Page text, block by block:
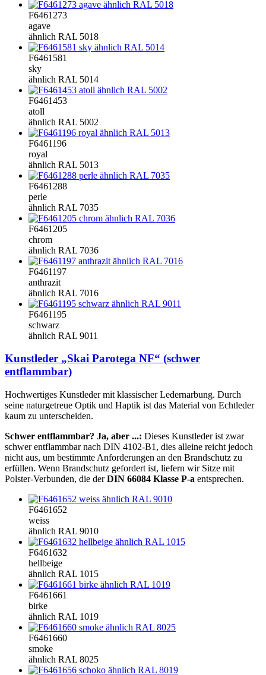
F6461273
agave
ähnlich RAL 5018
F6461581
sky
ähnlich RAL 5014
F6461453
atoll
ähnlich RAL 5002
F6461196
royal
ähnlich RAL 5013
F6461288
perle
ähnlich RAL 7035
F6461205
chrom
ähnlich RAL 7036
F6461197
anthrazit
ähnlich RAL 7016
F6461195
schwarz
ähnlich RAL 9011
Kunstleder „Skai Parotega NF“ (schwer
entflammbar)
Hochwertiges Kunstleder mit klassischer Ledernarbung. Durch
seine naturgetreue Optik und Haptik ist das Material von Echtleder
kaum zu unterscheiden.
Schwer entflammbar? Ja, aber ...: Dieses Kunstleder ist zwar
schwer entflammbar nach DIN 4102-B1, dies alleine reicht jedoch
nicht aus, um bestimmte Anforderungen an den Brandschutz zu
erfüllen. Wenn Brandschutz gefordert ist, liefern wir Sitze mit
Polster-Verbunden, die derDIN 66084 Klasse P-a entsprechen.
F6461652
weiss
ähnlich RAL 9010
F6461632
hellbeige
ähnlich RAL 1015
F6461661
birke
ähnlich RAL 1019
F6461660
smoke
ähnlich RAL 8025